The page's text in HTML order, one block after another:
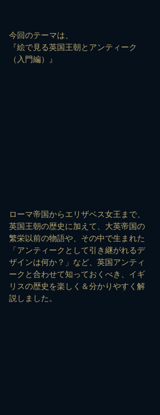
今回のテーマは、
『絵で見る英国王朝とアンティーク
（入門編）』
ローマ帝国からエリザベス女王まで、
英国王朝の歴史に加えて、大英帝国の
繁栄以前の物語や、その中で生まれた
「アンティークとして引き継がれるデ
ザインは何か？」など、英国アンティ
ークと合わせて知っておくべき、イギ
リスの歴史を楽しく＆分かりやすく解
説しました。